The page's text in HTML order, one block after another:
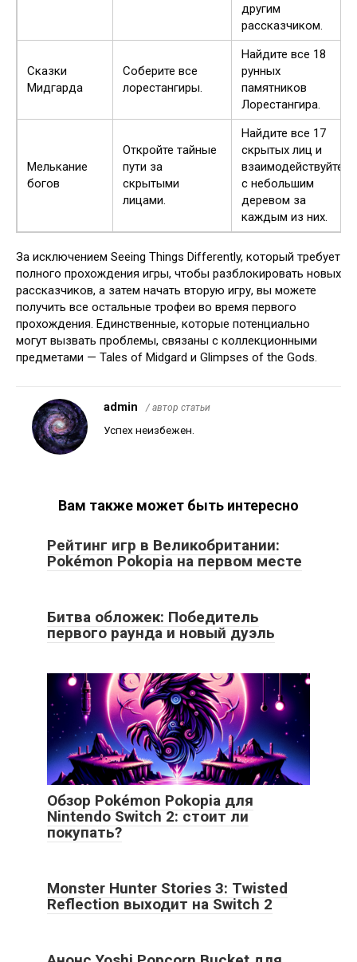
другим
рассказчиком.
Сказки
Мидгарда
Соберите все
лорестангиры.
Найдите все 18
рунных
памятников
Лорестангира.
Мелькание
богов
Откройте тайные
пути за
скрытыми
лицами.
Найдите все 17
скрытых лиц и
взаимодействуйте
с небольшим
деревом за
каждым из них.
За исключением Seeing Things Differently, который требует
полного прохождения игры, чтобы разблокировать новых
рассказчиков, а затем начать вторую игру, вы можете
получить все остальные трофеи во время первого
прохождения. Единственные, которые потенциально
могут вызвать проблемы, связаны с коллекционными
предметами — Tales of Midgard и Glimpses of the Gods.
admin / автор статьи
Успех неизбежен.
Вам также может быть интересно
Рейтинг игр в Великобритании:
Pokémon Pokopia на первом месте
Битва обложек: Победитель
первого раунда и новый дуэль
Обзор Pokémon Pokopia для
Nintendo Switch 2: стоит ли
покупать?
Monster Hunter Stories 3: Twisted
Reflection выходит на Switch 2